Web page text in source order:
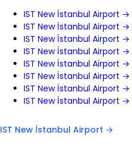
IST New İstanbul Airport →
IST New İstanbul Airport →
IST New İstanbul Airport →
IST New İstanbul Airport
IST New İstanbul Airport →
IST New İstanbul Airport →
IST New İstanbul Airport →
IST New İstanbul Airport →
IST New İstanbul Airport →